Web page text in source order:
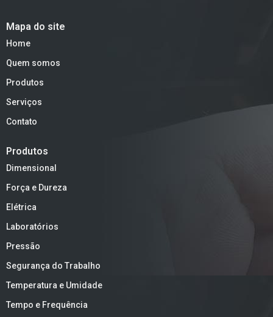
Mapa do site
Home
Quem somos
Produtos
Serviços
Contato
Produtos
Dimensional
Força e Dureza
Elétrica
Laboratórios
Pressão
Segurança do Trabalho
Temperatura e Umidade
Tempo e Frequência